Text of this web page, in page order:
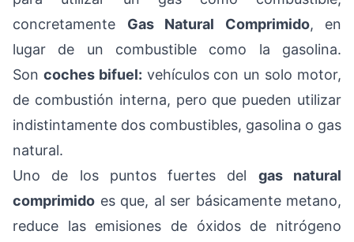
concretamente Gas Natural Comprimido, en
lugar de un combustible como la gasolina.
Son coches bifuel: vehículos con un solo motor,
de combustión interna, pero que pueden utilizar
indistintamente dos combustibles, gasolina o gas
natural.
Uno de los puntos fuertes del gas natural
comprimido es que, al ser básicamente metano,
reduce las emisiones de óxidos de nitrógeno